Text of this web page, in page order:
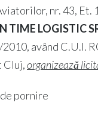
nr. 43, Et.
TIME LOGISTIC
având C.U.I.
Cluj,organizează
pornire